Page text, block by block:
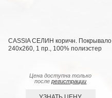
CASSIA СЕЛИН коричн. Покрывало
240х260, 1 пр., 100% полиэстер
Цена доступна только
послерегистрации